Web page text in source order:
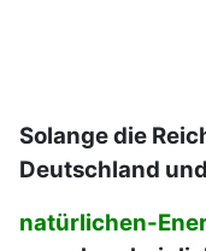
Solange die
Deutschland
natürlichen-